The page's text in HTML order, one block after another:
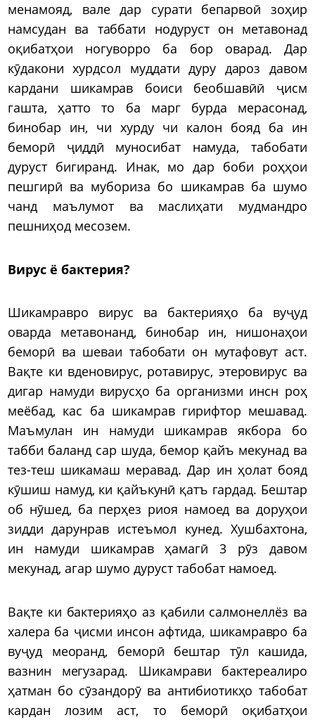
менамояд, вале дар сурати бепарвоӣ зоҳир
намсудан ва таббати нодуруст он метавонад
оқибатҳои ногуворро ба бор оварад. Дар
кӯдакони хурдсол муддати дуру дароз давом
кардани шикамрав боиси беобшавӣӣ ҷисм
гашта, ҳатто то ба марг бурда мерасонад,
бинобар ин, чи хурду чи калон бояд ба ин
беморӣ ҷиддӣ муносибат намуда, табобати
дуруст бигиранд. Инак, мо дар боби роҳҳои
пешгирӣ ва мубориза бо шикамрав ба шумо
чанд маълумот ва маслиҳати мудмандро
пешниҳод месозем.
Вирус ё бактерия?
Шикамравро вирус ва бактерияҳо ба вуҷуд
оварда метавонанд, бинобар ин, нишонаҳои
беморӣ ва шеваи табобати он мутафовут аст.
Вақте ки вденовирус, ротавирус, этеровирус ва
дигар намуди вирусҳо ба организми инсн роҳ
меёбад, кас ба шикамрав гирифтор мешавад.
Маъмулан ин намуди шикамрав якбора бо
табби баланд сар шуда, бемор қайъ мекунад ва
тез-теш шикамаш меравад. Дар ин ҳолат бояд
кӯшиш намуд, ки қайъкунӣ қатъ гардад. Бештар
об нӯшед, ба перҳез риоя намоед ва доруҳои
зидди дарунрав истеъмол кунед. Хушбахтона,
ин намуди шикамрав ҳамагӣ 3 рӯз давом
мекунад, агар шумо дуруст табобат намоед.
Вақте ки бактерияҳо аз қабили салмонеллёз ва
халера ба ҷисми инсон афтида, шикамравро ба
вуҷуд меоранд, беморӣ бештар тӯл кашида,
вазнин мегузарад. Шикамрави бактереалиро
ҳатман бо сӯзандорӯ ва антибиотикҳо табобат
кардан лозим аст, то беморӣ оқибатҳои